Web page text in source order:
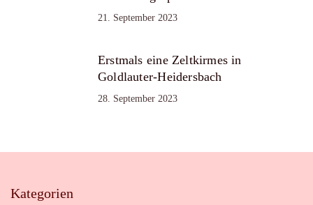
21. September 2023
Erstmals eine Zeltkirmes in
Goldlauter-Heidersbach
28. September 2023
Kategorien